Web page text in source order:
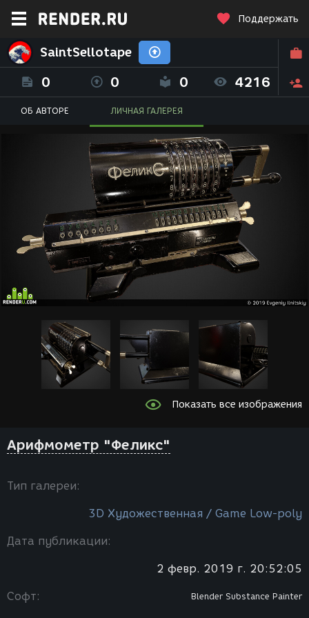
Поддержать
SaintSellotape
0 0 0 4216
ОБ АВТОРЕ ЛИЧНАЯ ГАЛЕРЕЯ
Показать все изображения
Арифмометр "Феликс"
Тип галереи:
3D Художественная / Game Low-poly
Дата публикации:
2 февр. 2019 г. 20:52:05
Софт: Blender Substance Painter